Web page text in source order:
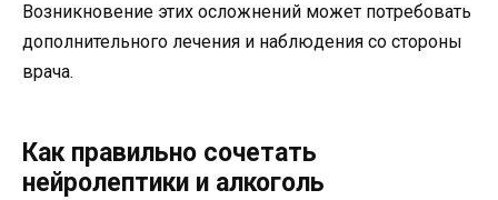
Возникновение этих осложнений может потребовать
дополнительного лечения и наблюдения со стороны
врача.
Как правильно сочетать
нейролептики и алкоголь